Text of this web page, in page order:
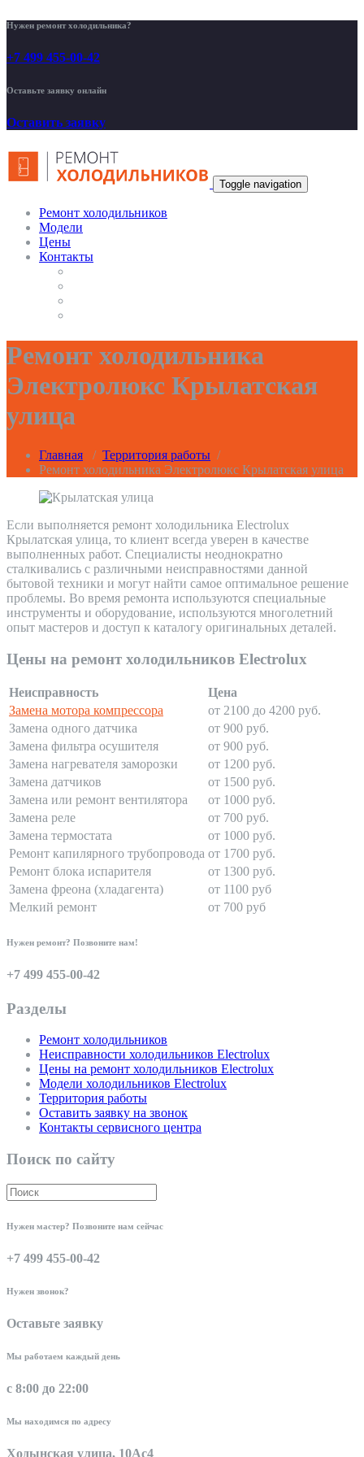
Нужен ремонт холодильника?
+7 499 455-00-42
Оставьте заявку онлайн
Оставить заявку
Toggle navigation
Ремонт холодильников
Модели
Цены
Контакты
Ремонт холодильника
Электролюкс Крылатская
улица
Главная / Территория работы /
Ремонт холодильника Электролюкс Крылатская улица
Если выполняется ремонт холодильника Electrolux
Крылатская улица, то клиент всегда уверен в качестве
выполненных работ. Специалисты неоднократно
сталкивались с различными неисправностями данной
бытовой техники и могут найти самое оптимальное решение
проблемы. Во время ремонта используются специальные
инструменты и оборудование, используются многолетний
опыт мастеров и доступ к каталогу оригинальных деталей.
Цены на ремонт холодильников Electrolux
Неисправность
Цена
Замена мотора компрессора
от 2100 до 4200 руб.
Замена одного датчика
от 900 руб.
Замена фильтра осушителя
от 900 руб.
Замена нагревателя заморозки
от 1200 руб.
Замена датчиков
от 1500 руб.
Замена или ремонт вентилятора
от 1000 руб.
Замена реле
от 700 руб.
Замена термостата
от 1000 руб.
Ремонт капилярного трубопровода от 1700 руб.
Ремонт блока испарителя
от 1300 руб.
Замена фреона (хладагента)
от 1100 руб
Мелкий ремонт
от 700 руб
Нужен ремонт? Позвоните нам!
+7 499 455-00-42
Разделы
Ремонт холодильников
Неисправности холодильников Electrolux
Цены на ремонт холодильников Electrolux
Модели холодильников Electrolux
Территория работы
Оставить заявку на звонок
Контакты сервисного центра
Поиск по сайту
Нужен мастер? Позвоните нам сейчас
+7 499 455-00-42
Нужен звонок?
Оставьте заявку
Мы работаем каждый день
с 8:00 до 22:00
Мы находимся по адресу
Ходынская улица, 10Ас4